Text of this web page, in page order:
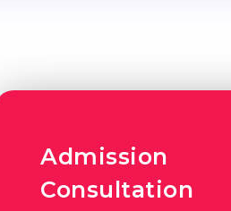
Admission
Consultation